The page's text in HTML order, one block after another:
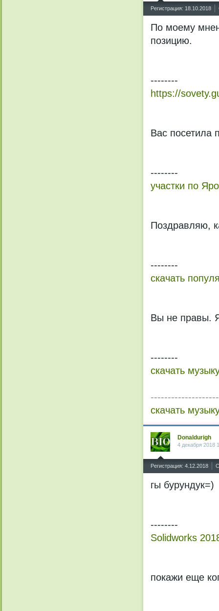
Регистрация: 18.10.2018
По моему
позицию.
--------
https://
Вас посетила
--------
участки по
Поздравляю,
--------
скачать
Вы не правы.
--------
скачать
--------------------
скачать
Donaldurigh
4 декабря 2018
Регистрация: 4.12.2018
гы бурундук=)
--------
Solidworks
покажи еще